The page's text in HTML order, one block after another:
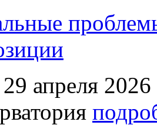
апреля 2026